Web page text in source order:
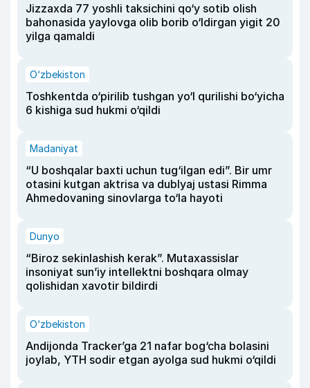
Jizzaxda 77 yoshli taksichini qo‘y sotib olish
bahonasida yaylovga olib borib o‘ldirgan yigit 20
yilga qamaldi
O‘zbekiston
Toshkentda o‘pirilib tushgan yo‘l qurilishi bo‘yicha
6 kishiga sud hukmi o‘qildi
Madaniyat
“U boshqalar baxti uchun tug‘ilgan edi”. Bir umr
otasini kutgan aktrisa va dublyaj ustasi Rimma
Ahmedovaning sinovlarga to‘la hayoti
Dunyo
“Biroz sekinlashish kerak”. Mutaxassislar
insoniyat sun’iy intellektni boshqara olmay
qolishidan xavotir bildirdi
O‘zbekiston
Andijonda Tracker’ga 21 nafar bog‘cha bolasini
joylab, YTH sodir etgan ayolga sud hukmi o‘qildi